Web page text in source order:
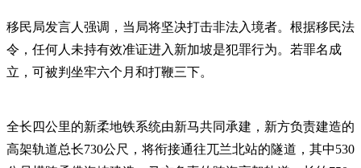
移民局发言人强调，当局将坚决打击非法入境者。根据移民法
令，任何人未持有效准证进入新加坡是犯罪行为。若罪名成
立，可被判坐牢六个月和打鞭三下。
全长四公里的新柔地铁系统由新马共同承建，新方负责建造的
高架轨道总长730公尺，将衔接通往兀兰北站的隧道，其中530